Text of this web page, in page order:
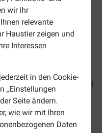
wir Ihr
relevante
Haustier zeigen und
Interessen
in den Cookie-
„Einstellungen
Seite ändern.
wie wir mit Ihren
Daten
Hundes ist sehr wichtig
Sie die Wahl
für Hunde
vorkommenden
Spulwürmer und
Entwurmungsmittel
kann
zu den oben
auch gegen
Augenwürmer und